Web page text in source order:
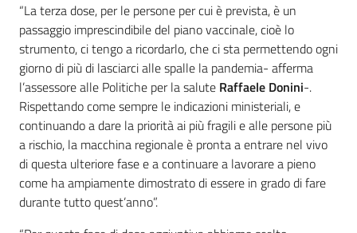
“La terza dose, per le persone per cui è prevista, è un
passaggio imprescindibile del piano vaccinale, cioè lo
strumento, ci tengo a ricordarlo, che ci sta permettendo ogni
giorno di più di lasciarci alle spalle la pandemia- afferma
l’assessore alle Politiche per la salute Raffaele Donini-.
Rispettando come sempre le indicazioni ministeriali, e
continuando a dare la priorità ai più fragili e alle persone più
a rischio, la macchina regionale è pronta a entrare nel vivo
di questa ulteriore fase e a continuare a lavorare a pieno
come ha ampiamente dimostrato di essere in grado di fare
durante tutto quest’anno”.